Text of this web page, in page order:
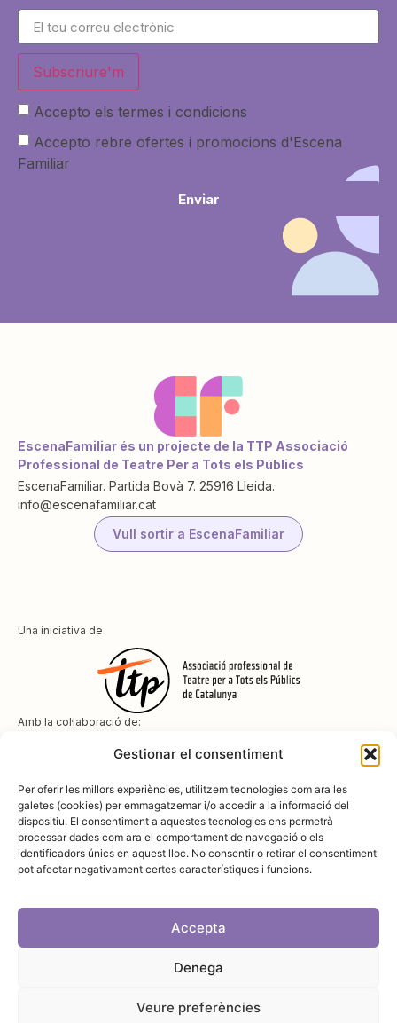
Gestionar el consentiment
Per oferir les millors experiències, utilitzem tecnologies com ara les
galetes (cookies) per emmagatzemar i/o accedir a la informació del
dispositiu. El consentiment a aquestes tecnologies ens permetrà
processar dades com ara el comportament de navegació o els
identificadors únics en aquest lloc. No consentir o retirar el consentiment
pot afectar negativament certes característiques i funcions.
Accepta
Denega
Veure preferències
Subscriure'm
Accepto els termes i condicions
Accepto rebre ofertes i promocions d'Escena
Familiar
Enviar
EscenaFamiliar és un projecte de la TTP Associació
Professional de Teatre Per a Tots els Públics
EscenaFamiliar. Partida Bovà 7. 25916 Lleida.
info@escenafamiliar.cat
Vull sortir a EscenaFamiliar
Una iniciativa de
Amb la col·laboració de:
Amb el suport de
Política de privadesa